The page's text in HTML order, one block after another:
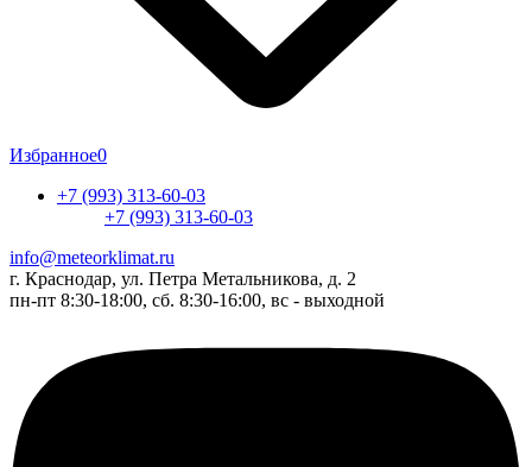
Избранное0
+7 (993) 313-60-03
+7 (993) 313-60-03
info@meteorklimat.ru
г. Краснодар, ул. Петра Метальникова, д. 2
пн-пт 8:30-18:00, сб. 8:30-16:00, вс - выходной